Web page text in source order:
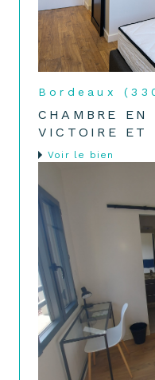
Bordeaux
CHAMBRE
VICTOIRE ET
voir le bien